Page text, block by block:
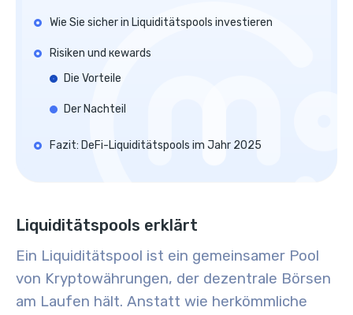
Wie Sie sicher in Liquiditätspools investieren
Risiken und кewards
Die Vorteile
Der Nachteil
Fazit: DeFi-Liquiditätspools im Jahr 2025
Liquiditätspools erklärt
Ein Liquiditätspool ist ein gemeinsamer Pool
von Kryptowährungen, der dezentrale Börsen
am Laufen hält. Anstatt wie herkömmliche